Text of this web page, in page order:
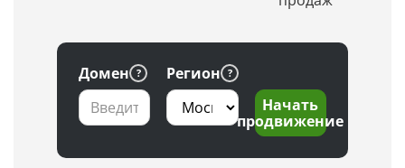
Домен
Регион
Начать
продвижение